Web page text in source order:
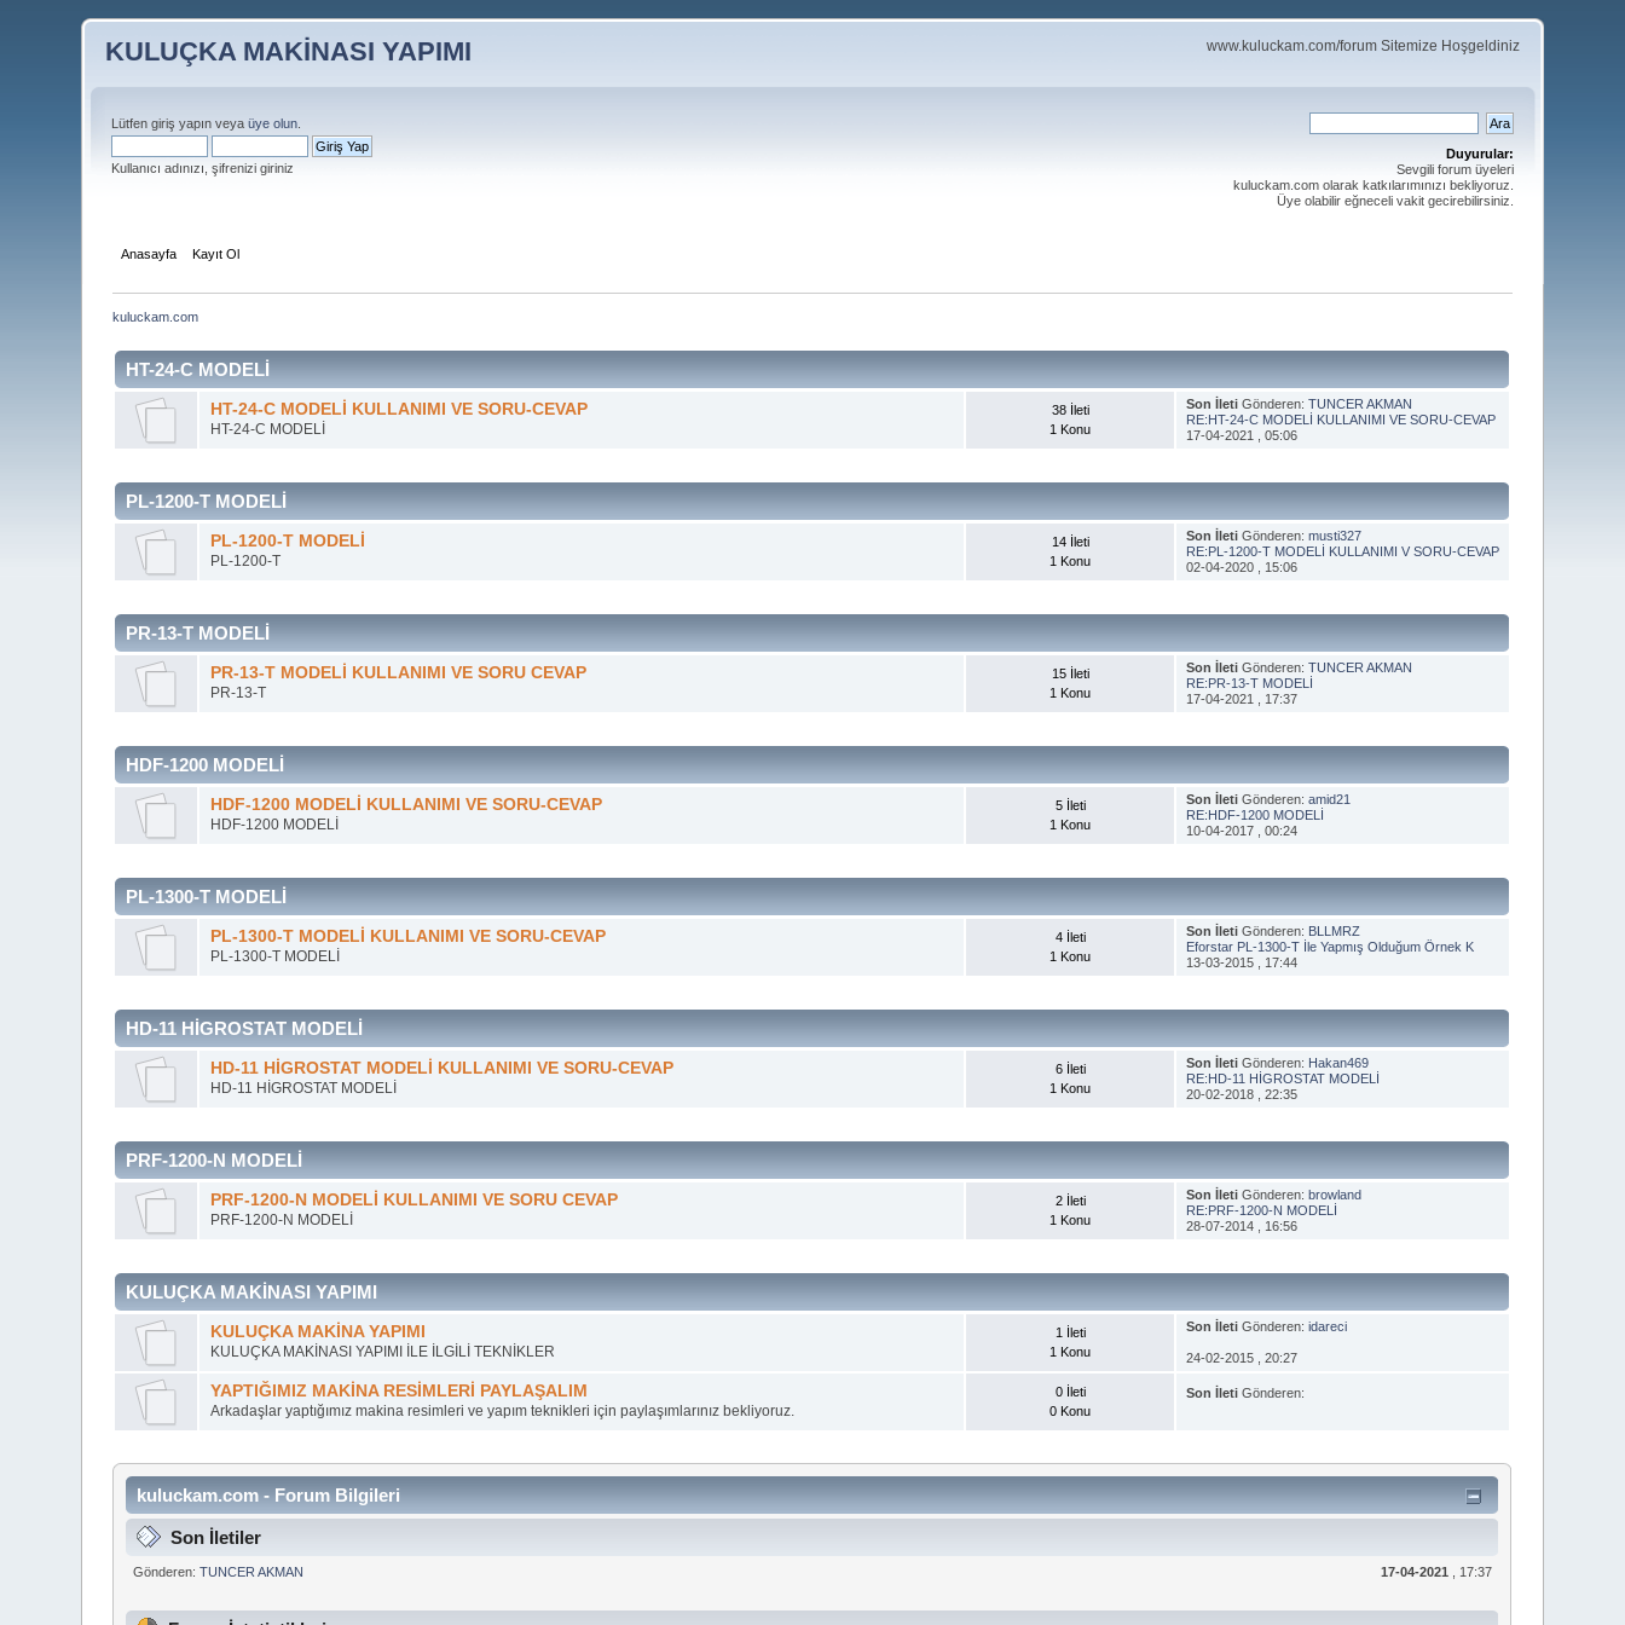
KULUÇKA MAKİNASI YAPIMI www.kuluckam.com/forum Sitemize Hoşgeldiniz
Lütfen giriş yapın veyaüye olun
Kullanıcı adınızı, şifrenizi giriniz
Duyurular:
Sevgili forum üyeleri
kuluckam.com olarak katkılarımınızı bekliyoruz.
Üye olabilir eğneceli vakit gecirebilirsiniz.
Anasayfa Kayıt Ol
kuluckam.com
HT-24-C MODELİ
HT-24-C MODELİ KULLANIMI VE SORU-CEVAP
HT-24-C MODELİ
38 İleti
1 Konu
Son İletiGönderen: TUNCER AKMAN
RE:HT-24-C MODELİ KULLANIMI VE SORU-CEVAP
17-04-2021 , 05:06
PL-1200-T MODELİ
PL-1200-T MODELİ
PL-1200-T
14 İleti
1 Konu
Son İletiGönderen: musti327
RE:PL-1200-T MODELİ KULLANIMI V SORU-CEVAP
02-04-2020 , 15:06
PR-13-T MODELİ
PR-13-T MODELİ KULLANIMI VE SORU CEVAP
PR-13-T
15 İleti
1 Konu
Son İletiGönderen: TUNCER AKMAN
RE:PR-13-T MODELİ
17-04-2021 , 17:37
HDF-1200 MODELİ
HDF-1200 MODELİ KULLANIMI VE SORU-CEVAP
HDF-1200 MODELİ
5 İleti
1 Konu
Son İletiGönderen: amid21
RE:HDF-1200 MODELİ
10-04-2017 , 00:24
PL-1300-T MODELİ
PL-1300-T MODELİ KULLANIMI VE SORU-CEVAP
PL-1300-T MODELİ
4 İleti
1 Konu
Son İletiGönderen: BLLMRZ
Eforstar PL-1300-T İle Yapmış Olduğum Örnek K
13-03-2015 , 17:44
HD-11 HİGROSTAT MODELİ
HD-11 HİGROSTAT MODELİ KULLANIMI VE SORU-CEVAP
HD-11 HİGROSTAT MODELİ
6 İleti
1 Konu
Son İletiGönderen: Hakan469
RE:HD-11 HİGROSTAT MODELİ
20-02-2018 , 22:35
PRF-1200-N MODELİ
PRF-1200-N MODELİ KULLANIMI VE SORU CEVAP
PRF-1200-N MODELİ
2 İleti
1 Konu
Son İletiGönderen: browland
RE:PRF-1200-N MODELİ
28-07-2014 , 16:56
KULUÇKA MAKİNASI YAPIMI
KULUÇKA MAKİNA YAPIMI
KULUÇKA MAKİNASI YAPIMI İLE İLGİLİ TEKNİKLER
1 İleti
1 Konu
Son İletiGönderen: idareci
24-02-2015 , 20:27
YAPTIĞIMIZ MAKİNA RESİMLERİ PAYLAŞALIM
Arkadaşlar yaptığımız makina resimleri ve yapım teknikleri için paylaşımlarınız bekliyoruz.
0 İleti
0 Konu
Son İletiGönderen:
kuluckam.com - Forum Bilgileri
Son İletiler
Gönderen: TUNCER AKMAN 17-04-2021 , 17:37